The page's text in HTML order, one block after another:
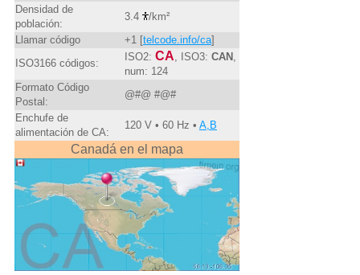
Densidad de
población:
3.4
/km²
Llamar código
+1 [telcode.info/ca]
ISO3166 códigos:
ISO2: CA , ISO3: CAN,
num: 124
Formato Código
Postal:
@#@ #@#
Enchufe de
alimentación de CA:
120 V • 60 Hz • A,B
Canadá en el mapa